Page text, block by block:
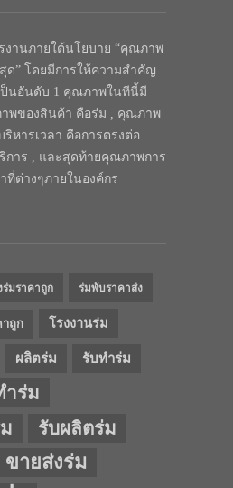
งานภายใต้นโยบาย “คุณภาพ
ด” โดยมีการให้ความสำคัญ
นอันดับ 1 คุณภาพในทีนี้มี
พของสินค้า คือร่ม , คุณภาพ
หารเวลา คือการตรงต่อ
การ , และสุดท้ายคุณภาพการ
ต่างๆภายในองค์กร
ร่มราคาถูก ร่มพับราคาส่ง
าถูก โรงงานร่ม
ผลิตร่ม รับทำร่ม
ำร่ม
รับผลิตร่ม
ขายส่งร่ม